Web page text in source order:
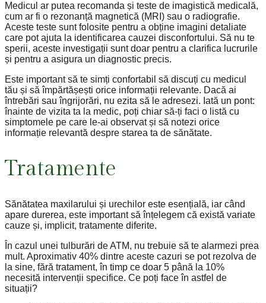
Medicul ar putea recomanda și teste de imagistică medicală,
cum ar fi o rezonanță magnetică (MRI) sau o radiografie.
Aceste teste sunt folosite pentru a obține imagini detaliate
care pot ajuta la identificarea cauzei disconfortului. Să nu te
sperii, aceste investigații sunt doar pentru a clarifica lucrurile
și pentru a asigura un diagnostic precis.
Este important să te simți confortabil să discuți cu medicul
tău și să împărtășești orice informații relevante. Dacă ai
întrebări sau îngrijorări, nu ezita să le adresezi. Iată un pont:
înainte de vizita ta la medic, poți chiar să-ți faci o listă cu
simptomele pe care le-ai observat și să notezi orice
informație relevantă despre starea ta de sănătate.
Tratamente
Sănătatea maxilarului și urechilor este esențială, iar când
apare durerea, este important să înțelegem că există variate
cauze și, implicit, tratamente diferite.
În cazul unei tulburări de ATM, nu trebuie să te alarmezi prea
mult. Aproximativ 40% dintre aceste cazuri se pot rezolva de
la sine, fără tratament, în timp ce doar 5 până la 10%
necesită intervenții specifice. Ce poți face în astfel de
situații?